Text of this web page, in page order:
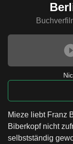
Mieze liebt Franz
Biberkopf nicht
selbstständig